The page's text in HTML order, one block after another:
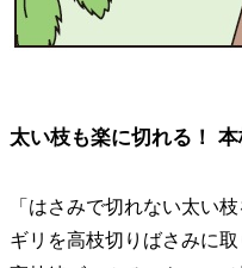
太い枝も楽に切れる！ 本
「はさみで切れない太い
ギリを高枝切りばさみに